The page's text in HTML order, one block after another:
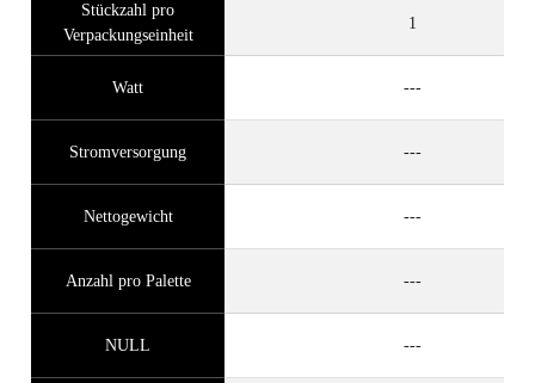
Stückzahl pro
Verpackungseinheit
1
Watt ---
Stromversorgung ---
Nettogewicht ---
Anzahl pro Palette ---
NULL ---